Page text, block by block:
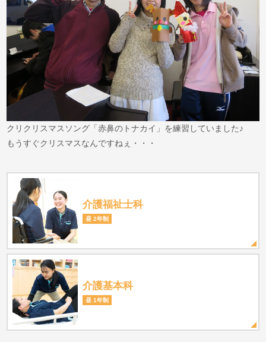
クリクリスマスソング「赤鼻のトナカイ」を練習していました♪
もうすぐクリスマスなんですねぇ・・・
介護福祉士科
昼 2年制
介護基本科
昼 1年制